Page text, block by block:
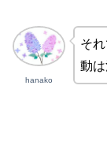
hanako
そ
動